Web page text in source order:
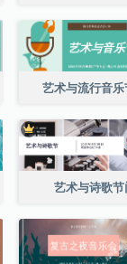
艺术与流行音
艺术与诗歌